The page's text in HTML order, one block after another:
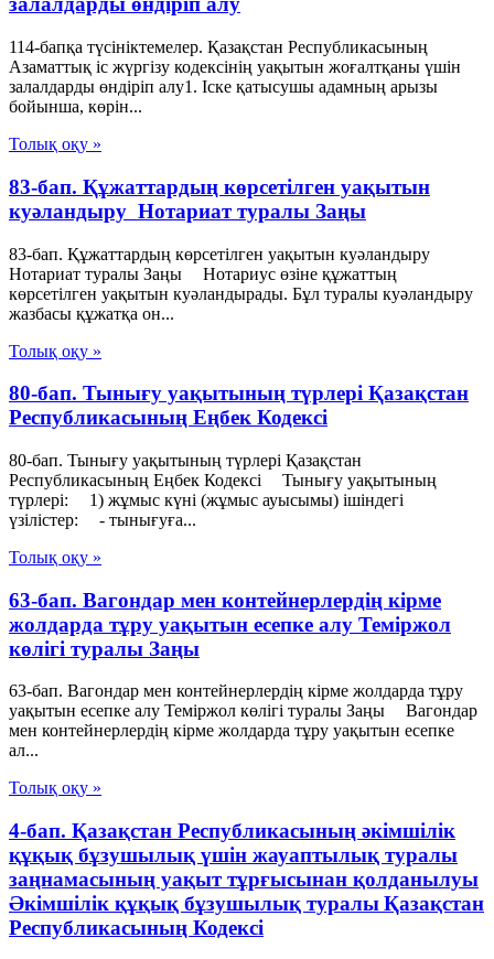
114-бапқа түсініктемелер. Қазақстан Республикасының
Азаматтық іс жүргізу кодексінің уақытын жоғалтқаны үшін
залалдарды өндіріп алу1. Іске қатысушы адамның арызы
бойынша, көрін...
Толық оқу »
83-бап. Құжаттардың көрсетiлген уақытын
куәландыру Нотариат туралы Заңы
83-бап. Құжаттардың көрсетiлген уақытын куәландыру
Нотариат туралы Заңы Нотариус өзiне құжаттың
көрсетiлген уақытын куәландырады. Бұл туралы куәландыру
жазбасы құжатқа он...
Толық оқу »
80-бап. Тынығу уақытының түрлері Қазақстан
Республикасының Еңбек Кодексі
80-бап. Тынығу уақытының түрлері Қазақстан
Республикасының Еңбек Кодексі Тынығу уақытының
түрлері: 1) жұмыс күні (жұмыс ауысымы) ішіндегі
үзілістер: - тынығуға...
Толық оқу »
63-бап. Вагондар мен контейнерлердiң кiрме
жолдарда тұру уақытын есепке алу Теміржол
көлігі туралы Заңы
63-бап. Вагондар мен контейнерлердiң кiрме жолдарда тұру
уақытын есепке алу Теміржол көлігі туралы Заңы Вагондар
мен контейнерлердiң кiрме жолдарда тұру уақытын есепке
ал...
Толық оқу »
4-бап. Қазақстан Республикасының әкiмшiлiк
құқық бұзушылық үшiн жауаптылық туралы
заңнамасының уақыт тұрғысынан қолданылуы
Әкімшілік құқық бұзушылық туралы Қазақстан
Республикасының Кодексі